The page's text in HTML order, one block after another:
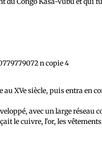
XVe siècle, puis entra en
avec un large réseau
le cuivre, l'or, les